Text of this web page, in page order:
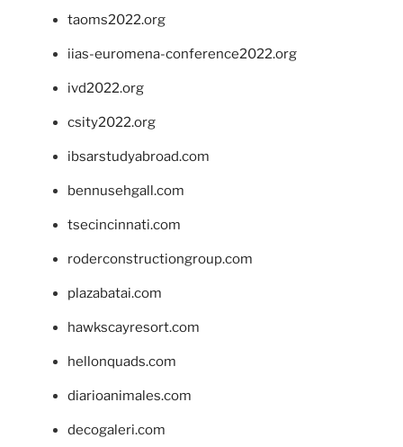
taoms2022.org
iias-euromena-conference2022.org
ivd2022.org
csity2022.org
ibsarstudyabroad.com
bennusehgall.com
tsecincinnati.com
roderconstructiongroup.com
plazabatai.com
hawkscayresort.com
hellonquads.com
diarioanimales.com
decogaleri.com